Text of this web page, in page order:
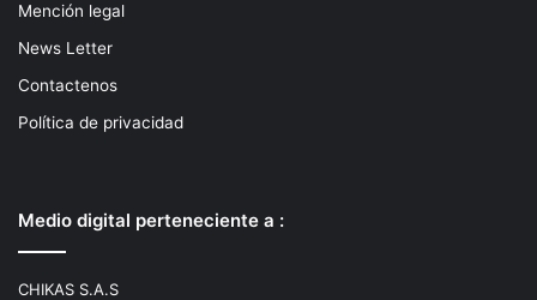
Mención legal
News Letter
Contactenos
Política de privacidad
Medio digital perteneciente a :
CHIKAS S.A.S